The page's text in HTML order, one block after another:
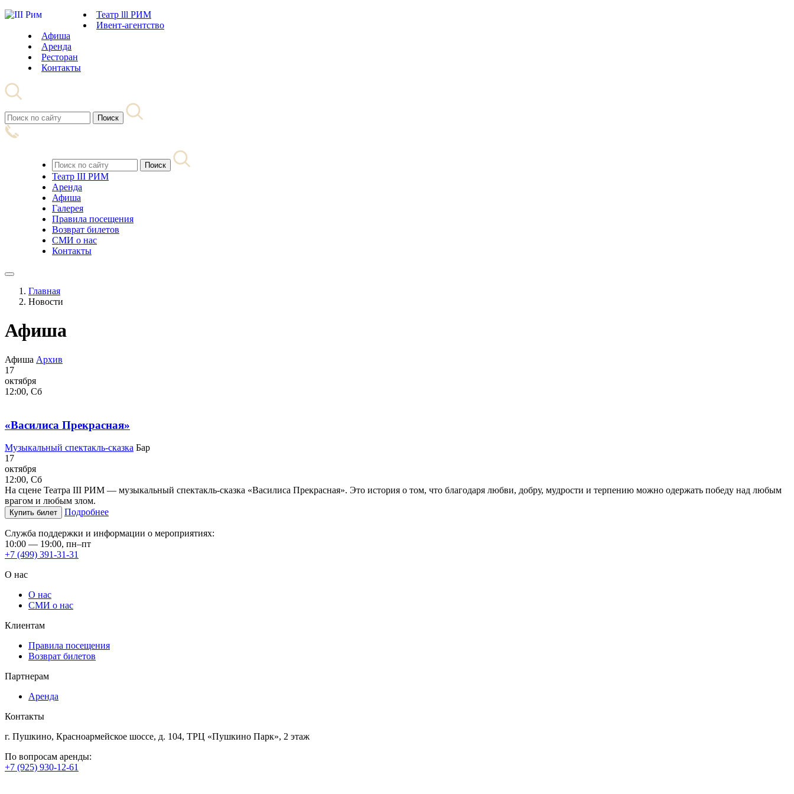
Театр lll РИМ
Ивент-агентство
Афиша
Аренда
Ресторан
Контакты
Театр III РИМ
Аренда
Афиша
Галерея
Правила посещения
Возврат билетов
СМИ о нас
Контакты
Главная
Новости
Афиша
Афиша Архив
17
октября
12:00, Сб
«Василиса Прекрасная»
Музыкальный спектакль-сказка Бар
17
октября
12:00, Сб
На сцене Театра III РИМ — музыкальный спектакль-сказка «Василиса Прекрасная». Это история о том, что благодаря любви, добру, мудрости и терпению можно одержать победу над любым
врагом и любым злом.
Купить билет Подробнее
Служба поддержки и информации о мероприятиях:
10:00 — 19:00, пн–пт
+7 (499) 391-31-31
О нас
О нас
СМИ о нас
Клиентам
Правила посещения
Возврат билетов
Партнерам
Аренда
Контакты
г. Пушкино, Красноармейское шоссе, д. 104, ТРЦ «Пушкино Парк», 2 этаж
По вопросам аренды:
+7 (925) 930-12-61